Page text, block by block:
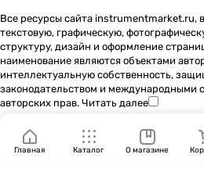
Все ресурсы сайта instrumentmarket.ru,
текстовую, графическую,
структуру, дизайн и оформление
наименование являются объектами
интеллектуальную собственность,
законодательством и международными
авторских прав. Читать далее
Главная Каталог О магазине